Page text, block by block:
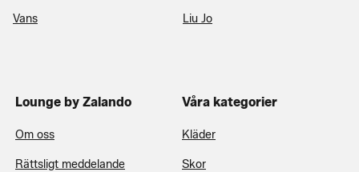
Vans Liu Jo
Lounge by Zalando
Om oss
Rättsligt meddelande
Våra kategorier
Kläder
Skor